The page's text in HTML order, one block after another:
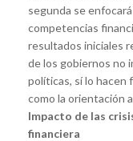
segunda se
competencias
resultados iniciales
de los gobiernos no
políticas, sí lo
como la orientación
Impacto de las
financiera